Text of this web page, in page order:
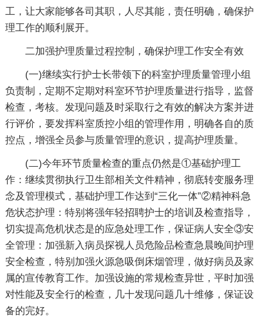
工，让大家能够各司其职，人尽其能，责任明确，确保护
理工作的顺利展开。
二加强护理质量过程控制，确保护理工作安全有效
(一)继续实行护士长带领下的科室护理质量管理小组
负责制，定期不定期对科室环节护理质量进行指导，监督
检查，考核。发现问题及时采取行之有效的解决方案并进
行评价，要发挥科室质控小组的管理作用，明确各自的质
控点，增强全员参与质量管理的意识，提高护理质量。
(二)今年环节质量检查的重点仍然是①基础护理工
作：继续贯彻执行卫生部相关文件精神，彻底转变服务理
念及管理模式，基础护理工作达到“三化一体”②精神科急
危状态护理：特别将强年轻招聘护士的培训及检查指导，
切实提高危机状态是的应急处理工作，保证病人安全③安
全管理：加强新入病员探视人员危险品检查急晨晚间护理
安全检查，特别加强火源急吸倒床烟管理，做好病员及家
属的宣传教育工作。加强设施的常规检查异世，平时加强
对性能及安全行的检查，几十发现问题几十维修，保证设
备的完好。